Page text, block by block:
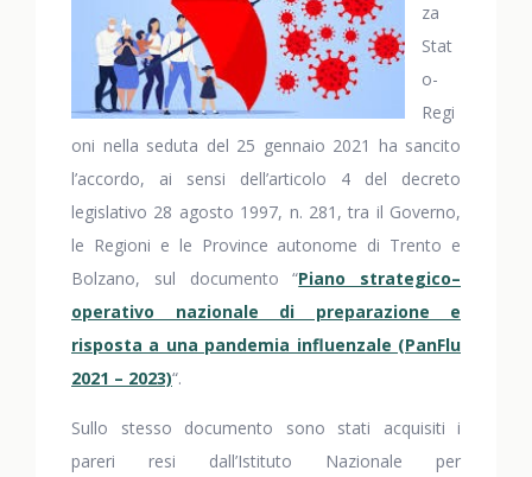
za
Stat
o-
Regi
oni nella seduta del 25 gennaio 2021 ha sancito
l’accordo, ai sensi dell’articolo 4 del decreto
legislativo 28 agosto 1997, n. 281, tra il Governo,
le Regioni e le Province autonome di Trento e
Bolzano, sul documento “Piano strategico–
operativo nazionale di preparazione e
risposta a una pandemia influenzale (PanFlu
2021 – 2023)“.
Sullo stesso documento sono stati acquisiti i
pareri resi dall’Istituto Nazionale per